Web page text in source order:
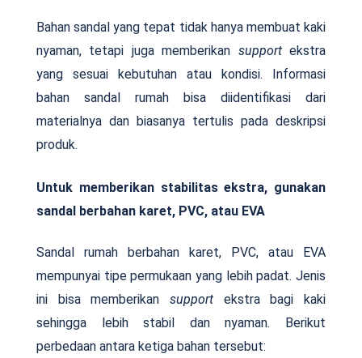
Bahan sandal yang tepat tidak hanya membuat kaki
nyaman, tetapi juga memberikan supportekstra
yang sesuai kebutuhan atau kondisi. Informasi
bahan sandal rumah bisa diidentifikasi dari
materialnya dan biasanya tertulis pada deskripsi
produk.
Untuk memberikan stabilitas ekstra, gunakan
sandal berbahan karet, PVC, atau EVA
Sandal rumah berbahan karet, PVC, atau EVA
mempunyai tipe permukaan yang lebih padat. Jenis
ini bisa memberikan support ekstra bagi kaki
sehingga lebih stabil dan nyaman. Berikut
perbedaan antara ketiga bahan tersebut: